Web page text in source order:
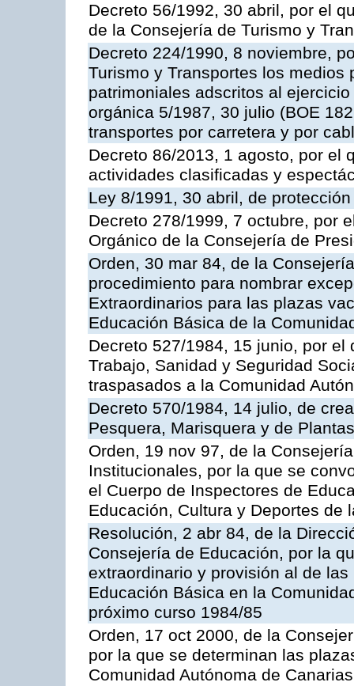
Decreto 56/1992, 30 abril, por el
de la Consejería de Turismo y
Decreto 224/1990, 8 noviembre,
Turismo y Transportes los
patrimoniales adscritos al
orgánica 5/1987, 30 julio (BOE
transportes por carretera y por
Decreto 86/2013, 1 agosto, por el
actividades clasificadas y
Ley 8/1991, 30 abril, de
Decreto 278/1999, 7 octubre, por
Orgánico de la Consejería de
Orden, 30 mar 84, de la
procedimiento para nombrar
Extraordinarios para las plazas
Educación Básica de la
Decreto 527/1984, 15 junio, por
Trabajo, Sanidad y Seguridad
traspasados a la Comunidad
Decreto 570/1984, 14 julio, de
Pesquera, Marisquera y de
Orden, 19 nov 97, de la
Institucionales, por la que se
el Cuerpo de Inspectores de
Educación, Cultura y Deportes de
Resolución, 2 abr 84, de la
Consejería de Educación, por la
extraordinario y provisión al de
Educación Básica en la
próximo curso 1984/85
Orden, 17 oct 2000, de la
por la que se determinan las
Comunidad Autónoma de Canarias